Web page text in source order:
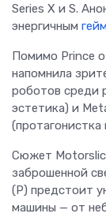
Series X и S.
энергичным
Помимо Prince
напомнила
роботов среди
эстетика) и
Сюжет
заброшенной
(P) предстоит
машины — от